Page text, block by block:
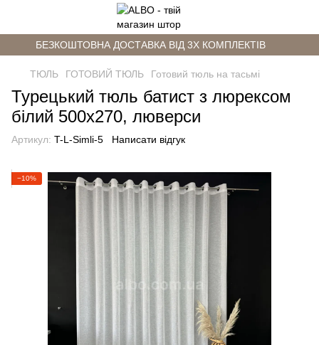
БЕЗКОШТОВНА ДОСТАВКА ВІД 3Х КОМПЛЕКТІВ
ТЮЛЬ ГОТОВИЙ ТЮЛЬ Готовий тюль на тасьмі
Турецький тюль батист з люрексом
білий 500х270, люверси
Артикул: T-L-Simli-5 Написати відгук
−10%